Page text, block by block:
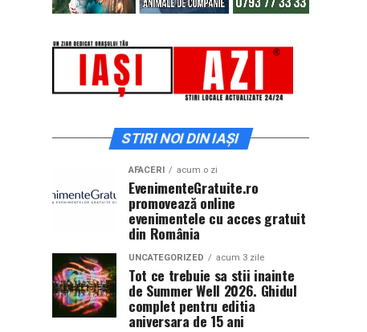
STIRI NOI DIN IAȘI
AFACERI acum o zi
EvenimenteGratuite.ro
promovează online
evenimentele cu acces gratuit
din România
UNCATEGORIZED acum 3 zile
Tot ce trebuie sa stii inainte
de Summer Well 2026. Ghidul
complet pentru editia
aniversara de 15 ani